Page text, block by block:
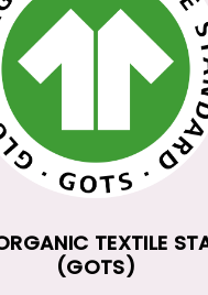
TEXTILE
(GOTS)